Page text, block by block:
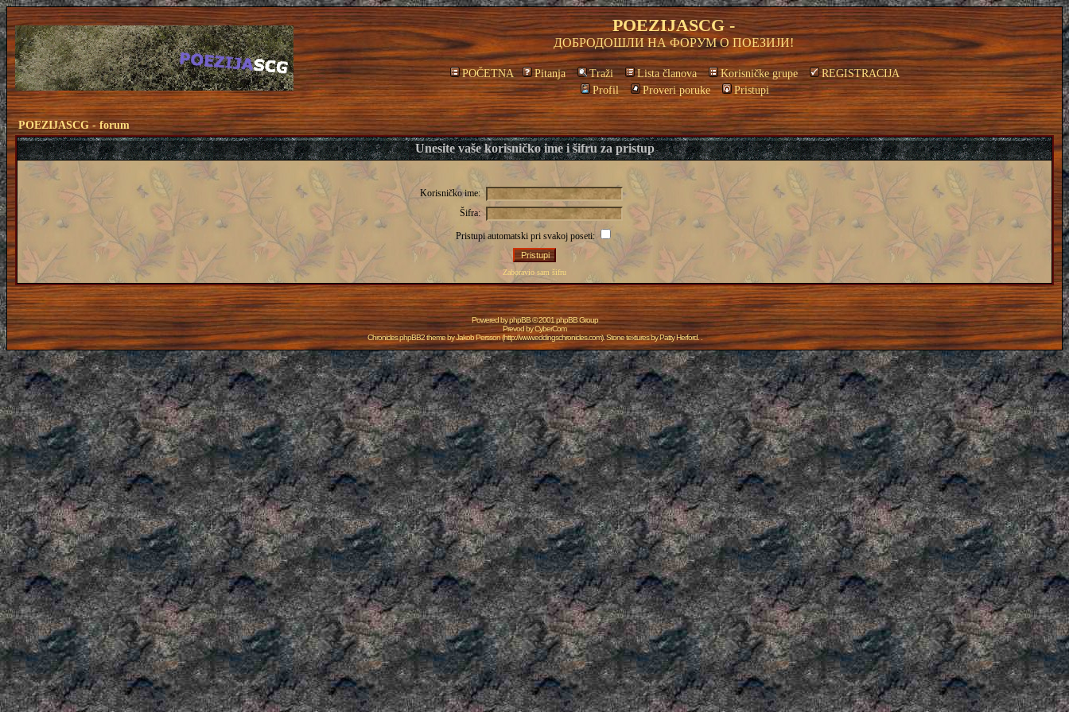
POEZIJASCG -
ДОБРОДОШЛИ НА ФОРУМ О ПОЕЗИЈИ!
POČETNA Pitanja Traži Lista članova Korisničke grupe
REGISTRACIJA
Profil
Proveri poruke Pristupi
POEZIJASCG - forum
Unesite vaše korisničko ime i šifru za pristup
Korisničko ime:
Šifra:
Pristupi automatski pri svakoj poseti:
Zaboravio sam šifru
Powered byphpBB© 2001 phpBB Group
Prevod byCyberCom
Chronicles phpBB2 theme byJakob Persson(http://www.eddingschronicles.com). Stone textures byPatty Herford. .